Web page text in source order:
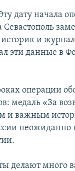
дату начала
и
эти данные в
операции
медаль «За
и важным
неожиданно
делают много